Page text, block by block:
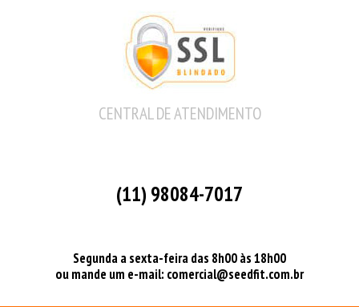
CENTRAL DE ATENDIMENTO
(11) 98084-7017
Segunda a sexta-feira das 8h00 às 18h00
ou mande um e-mail: comercial@seedfit.com.br